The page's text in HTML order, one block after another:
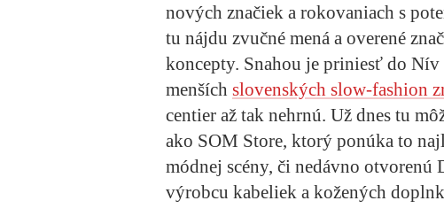
nových značiek a rokovaniach s
tu nájdu zvučné mená a overené
koncepty. Snahou je priniesť do
menších slovenských slow-fashion
centier až tak nehrnú. Už dnes tu
ako SOM Store, ktorý ponúka to
módnej scény, či nedávno otvorenú
výrobcu kabeliek a kožených